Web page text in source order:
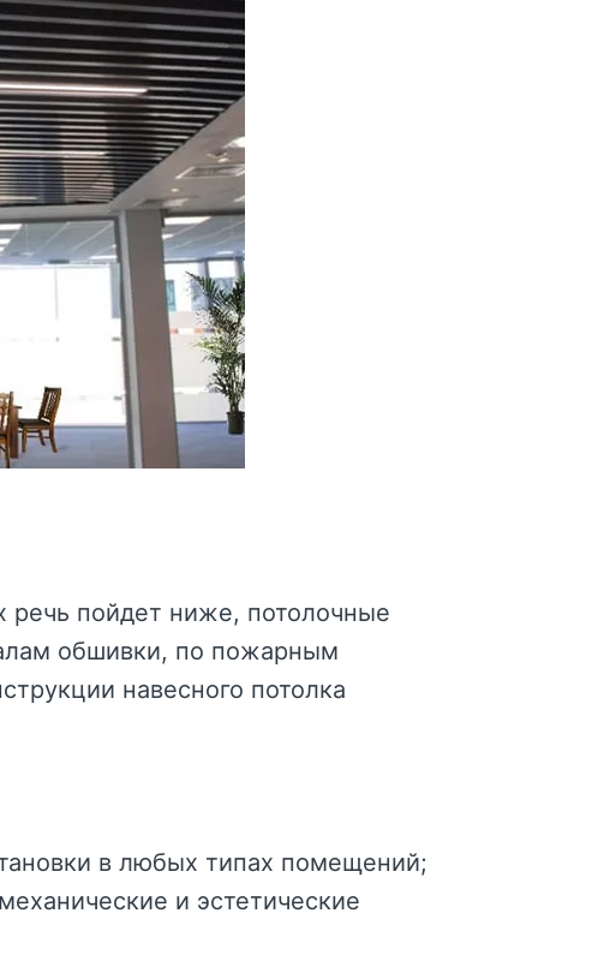
речь пойдет ниже, потолочные
обшивки, по пожарным
навесного потолка
в любых типах помещений;
и эстетические